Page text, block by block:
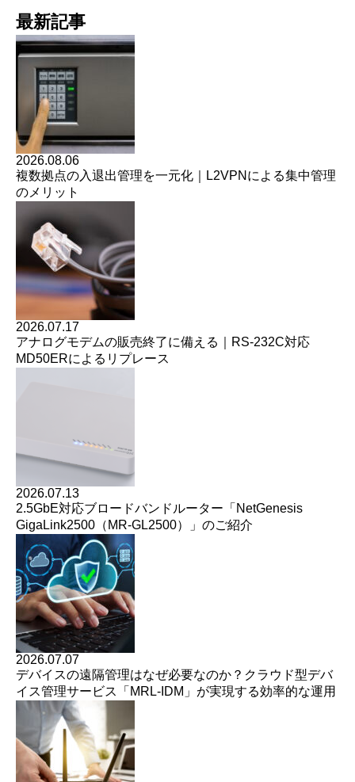
最新記事
2026.08.06
複数拠点の入退出管理を一元化｜L2VPNによる集中管理
のメリット
2026.07.17
アナログモデムの販売終了に備える｜RS-232C対応
MD50ERによるリプレース
2026.07.13
2.5GbE対応ブロードバンドルーター「NetGenesis
GigaLink2500（MR-GL2500）」のご紹介
2026.07.07
デバイスの遠隔管理はなぜ必要なのか？クラウド型デバ
イス管理サービス「MRL-IDM」が実現する効率的な運用